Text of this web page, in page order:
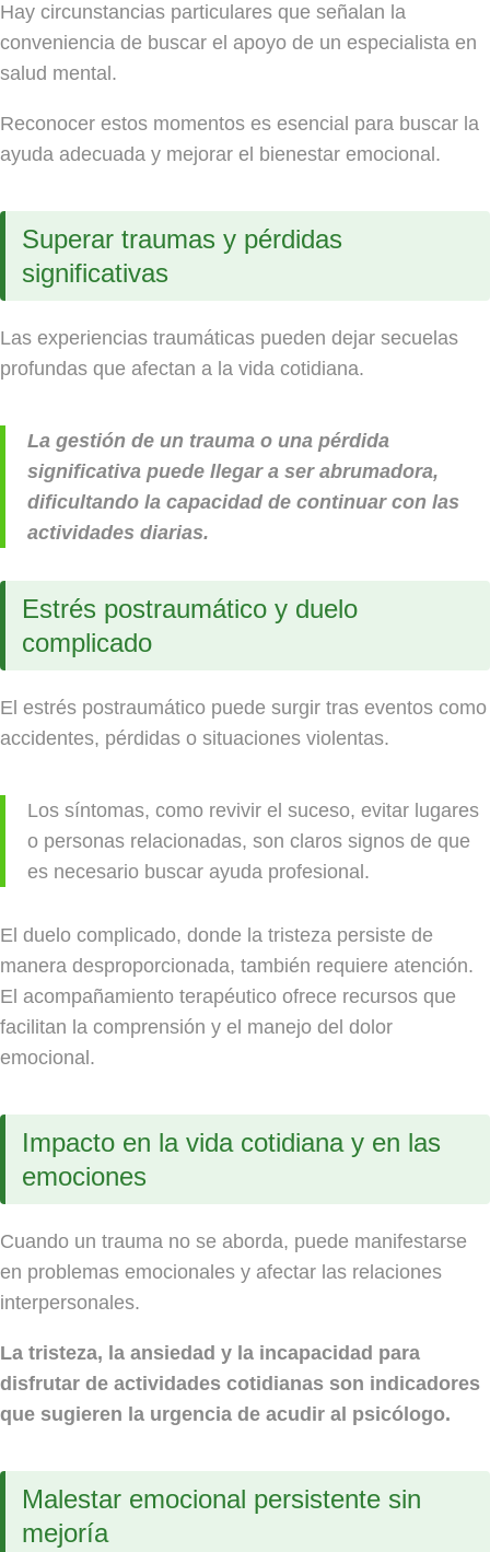
Hay circunstancias particulares que señalan la
conveniencia de buscar el apoyo de un especialista en
salud mental.
Reconocer estos momentos es esencial para buscar la
ayuda adecuada y mejorar el bienestar emocional.
Superar traumas y pérdidas
significativas
Las experiencias traumáticas pueden dejar secuelas
profundas que afectan a la vida cotidiana.
La gestión de un trauma o una pérdida
significativa puede llegar a ser abrumadora,
dificultando la capacidad de continuar con las
actividades diarias.
Estrés postraumático y duelo
complicado
El estrés postraumático puede surgir tras eventos como
accidentes, pérdidas o situaciones violentas.
Los síntomas, como revivir el suceso, evitar lugares
o personas relacionadas, son claros signos de que
es necesario buscar ayuda profesional.
El duelo complicado, donde la tristeza persiste de
manera desproporcionada, también requiere atención.
El acompañamiento terapéutico ofrece recursos que
facilitan la comprensión y el manejo del dolor
emocional.
Impacto en la vida cotidiana y en las
emociones
Cuando un trauma no se aborda, puede manifestarse
en problemas emocionales y afectar las relaciones
interpersonales.
La tristeza, la ansiedad y la incapacidad para
disfrutar de actividades cotidianas son indicadores
que sugieren la urgencia de acudir al psicólogo.
Malestar emocional persistente sin
mejoría